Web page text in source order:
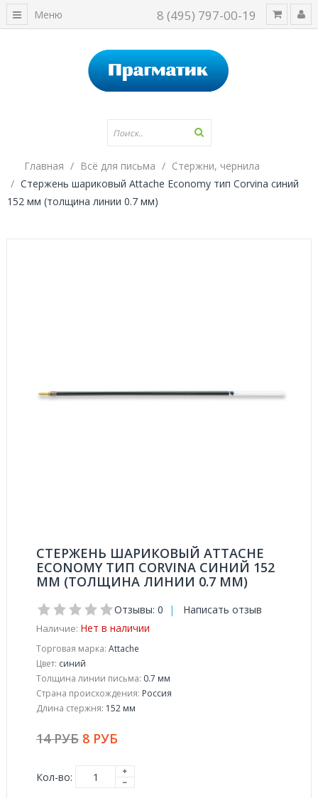
8 (495) 797-00-19
Меню
Главная Всё для письма
Стержни, чернила
Стержень шариковый Attache Economy тип Corvina синий
152 мм (толщина линии 0.7 мм)
СТЕРЖЕНЬ ШАРИКОВЫЙ ATTACHE
ECONOMY ТИП CORVINA СИНИЙ 152
ММ (ТОЛЩИНА ЛИНИИ 0.7 ММ)
Отзывы: 0 | Написать отзыв
Наличие: Нет в наличии
Торговая марка: Attache
Цвет: синий
Толщина линии письма: 0.7 мм
Страна происхождения: Россия
Длина стержня: 152 мм
14 РУБ 8 РУБ
Кол-во: